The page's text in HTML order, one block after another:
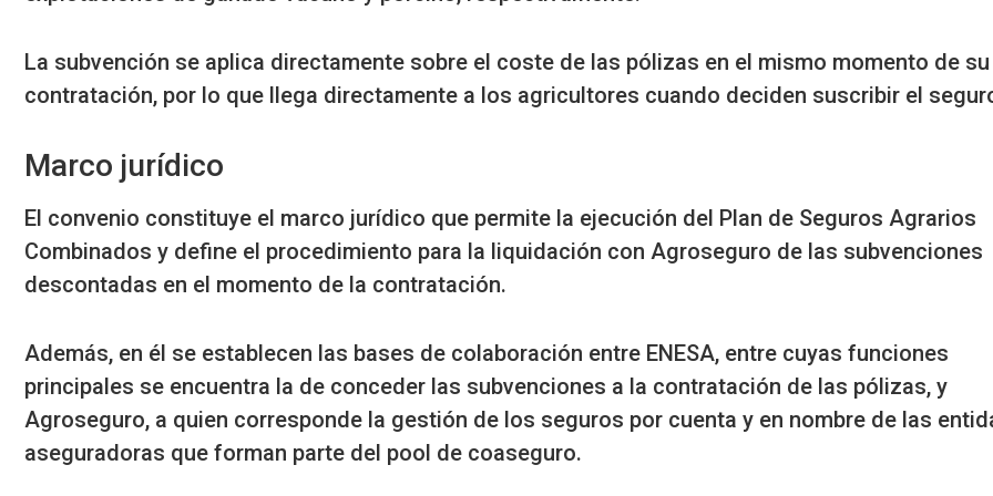
La subvención se aplica directamente sobre el coste de las pólizas en el mismo momento de su
contratación, por lo que llega directamente a los agricultores cuando deciden suscribir el
Marco jurídico
El convenio constituye el marco jurídico que permite la ejecución del Plan de Seguros Agrarios
Combinados y define el procedimiento para la liquidación con Agroseguro de las subvenciones
descontadas en el momento de la contratación.
Además, en él se establecen las bases de colaboración entre ENESA, entre cuyas funciones
principales se encuentra la de conceder las subvenciones a la contratación de las pólizas, y
Agroseguro, a quien corresponde la gestión de los seguros por cuenta y en nombre de las
aseguradoras que forman parte del pool de coaseguro.